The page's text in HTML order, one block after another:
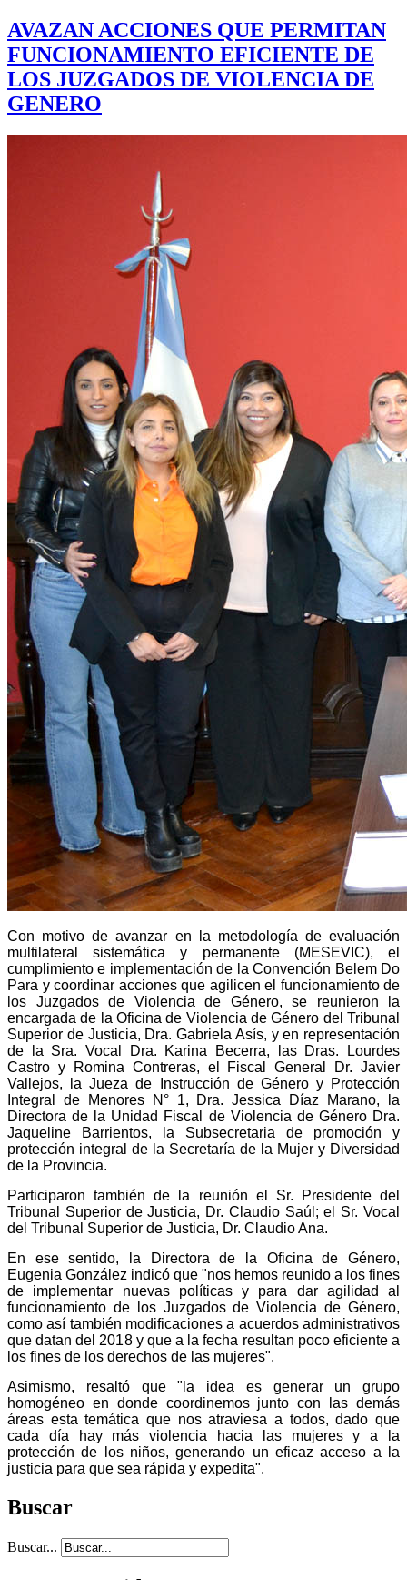
AVAZAN ACCIONES QUE PERMITAN
FUNCIONAMIENTO EFICIENTE DE
LOS JUZGADOS DE VIOLENCIA DE
GENERO
Con motivo de avanzar en la metodología de evaluación
multilateral sistemática y permanente (MESEVIC), el
cumplimiento e implementación de la Convención Belem Do
Para y coordinar acciones que agilicen el funcionamiento de
los Juzgados de Violencia de Género, se reunieron la
encargada de la Oficina de Violencia de Género del Tribunal
Superior de Justicia, Dra. Gabriela Asís, y en representación
de la Sra. Vocal Dra. Karina Becerra, las Dras. Lourdes
Castro y Romina Contreras, el Fiscal General Dr. Javier
Vallejos, la Jueza de Instrucción de Género y Protección
Integral de Menores N° 1, Dra. Jessica Díaz Marano, la
Directora de la Unidad Fiscal de Violencia de Género Dra.
Jaqueline Barrientos, la Subsecretaria de promoción y
protección integral de la Secretaría de la Mujer y Diversidad
de la Provincia.
Participaron también de la reunión el Sr. Presidente del
Tribunal Superior de Justicia, Dr. Claudio Saúl; el Sr. Vocal
del Tribunal Superior de Justicia, Dr. Claudio Ana.
En ese sentido, la Directora de la Oficina de Género,
Eugenia González indicó que "nos hemos reunido a los fines
de implementar nuevas políticas y para dar agilidad al
funcionamiento de los Juzgados de Violencia de Género,
como así también modificaciones a acuerdos administrativos
que datan del 2018 y que a la fecha resultan poco eficiente a
los fines de los derechos de las mujeres".
Asimismo, resaltó que "la idea es generar un grupo
homogéneo en donde coordinemos junto con las demás
áreas esta temática que nos atraviesa a todos, dado que
cada día hay más violencia hacia las mujeres y a la
protección de los niños, generando un eficaz acceso a la
justicia para que sea rápida y expedita".
Buscar
Buscar...